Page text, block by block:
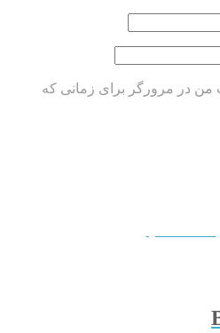
من در مرورگر برای زمانی که